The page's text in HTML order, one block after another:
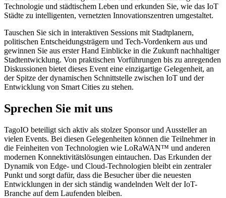
Technologie und städtischem Leben und erkunden Sie, wie das IoT
Städte zu intelligenten, vernetzten Innovationszentren umgestaltet.
Tauschen Sie sich in interaktiven Sessions mit Stadtplanern,
politischen Entscheidungsträgern und Tech-Vordenkern aus und
gewinnen Sie aus erster Hand Einblicke in die Zukunft nachhaltiger
Stadtentwicklung. Von praktischen Vorführungen bis zu anregenden
Diskussionen bietet dieses Event eine einzigartige Gelegenheit, an
der Spitze der dynamischen Schnittstelle zwischen IoT und der
Entwicklung von Smart Cities zu stehen.
Sprechen Sie mit uns
TagoIO beteiligt sich aktiv als stolzer Sponsor und Aussteller an
vielen Events. Bei diesen Gelegenheiten können die Teilnehmer in
die Feinheiten von Technologien wie LoRaWAN™ und anderen
modernen Konnektivitätslösungen eintauchen. Das Erkunden der
Dynamik von Edge- und Cloud-Technologien bleibt ein zentraler
Punkt und sorgt dafür, dass die Besucher über die neuesten
Entwicklungen in der sich ständig wandelnden Welt der IoT-
Branche auf dem Laufenden bleiben.